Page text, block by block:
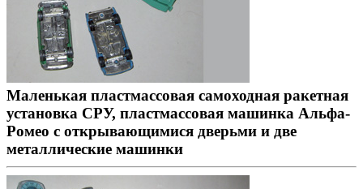
Маленькая пластмассовая самоходная ракетная
установка СРУ, пластмассовая машинка Альфа-
Ромео с открывающимися дверьми и две
металлические машинки